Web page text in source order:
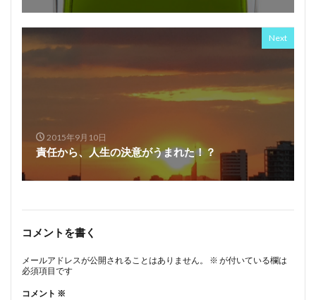
Next
2015年9月10日
責任から、人生の決意がうまれた！？
コメントを書く
メールアドレスが公開されることはありません。 ※ が付いている欄は
必須項目です
コメント ※